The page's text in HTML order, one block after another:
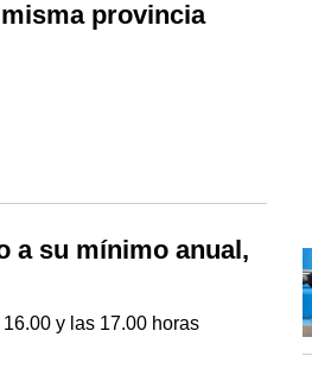
provincia
a su mínimo anual,
y las 17.00 horas